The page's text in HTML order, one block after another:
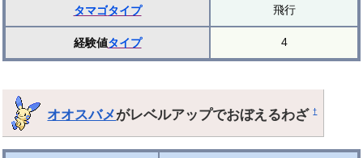
タマゴタイプ 飛行
経験値タイプ 4
オオスバメがレベルアップでおぼえるわざ†